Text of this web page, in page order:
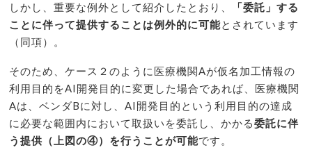
しかし、重要な例外として紹介したとおり、
「委託」する
ことに伴って提供することは例外的に可能とされています
（同項）。
そのため、ケース２のように医療機関Aが仮名加工情報の
利用目的をAI開発目的に変更した場合であれば、医療機関
Aは、ベンダBに対し、AI開発目的という利用目的の達成
に必要な範囲内において取扱いを委託し、かかる委託に伴
う提供（上図の④）を行うことが可能です。